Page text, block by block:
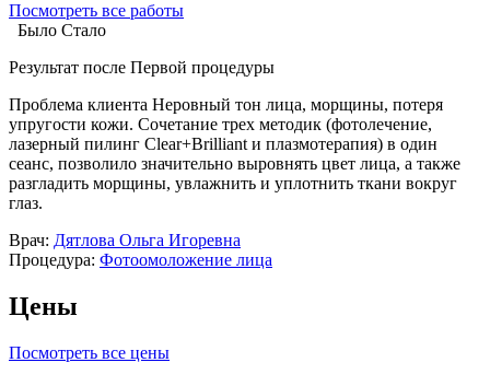
Посмотреть все работы
Было Стало
Результат после Первой процедуры
Проблема клиента Неровный тон лица, морщины, потеря
упругости кожи. Сочетание трех методик (фотолечение,
лазерный пилинг Clear+Brilliant и плазмотерапия) в один
сеанс, позволило значительно выровнять цвет лица, а также
разгладить морщины, увлажнить и уплотнить ткани вокруг
глаз.
Врач: Дятлова Ольга Игоревна
Процедура: Фотоомоложение лица
Цены
Посмотреть все цены